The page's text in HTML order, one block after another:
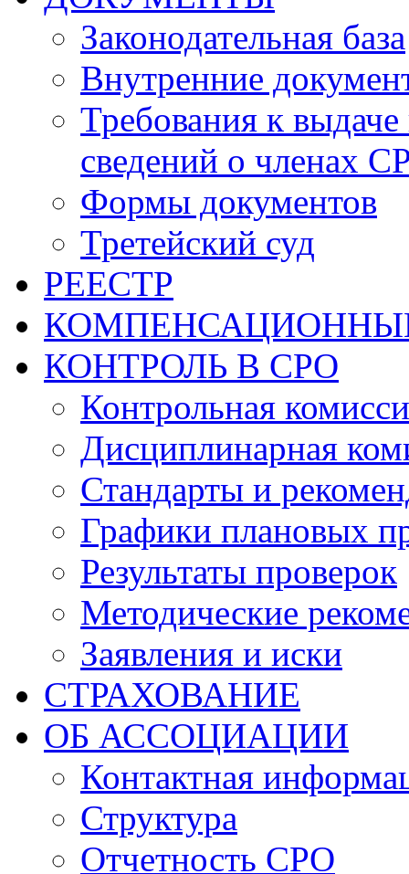
Законодательная база
Внутренние
Требования к
сведений о членах
Формы документов
Третейский суд
РЕЕСТР
КОНТРОЛЬ В СРО
Контрольная
Дисциплинарная
Стандарты и
Графики плановых
Результаты проверок
Методические
Заявления и иски
СТРАХОВАНИЕ
ОБ АССОЦИАЦИИ
Контактная
Структура
Отчетность СРО